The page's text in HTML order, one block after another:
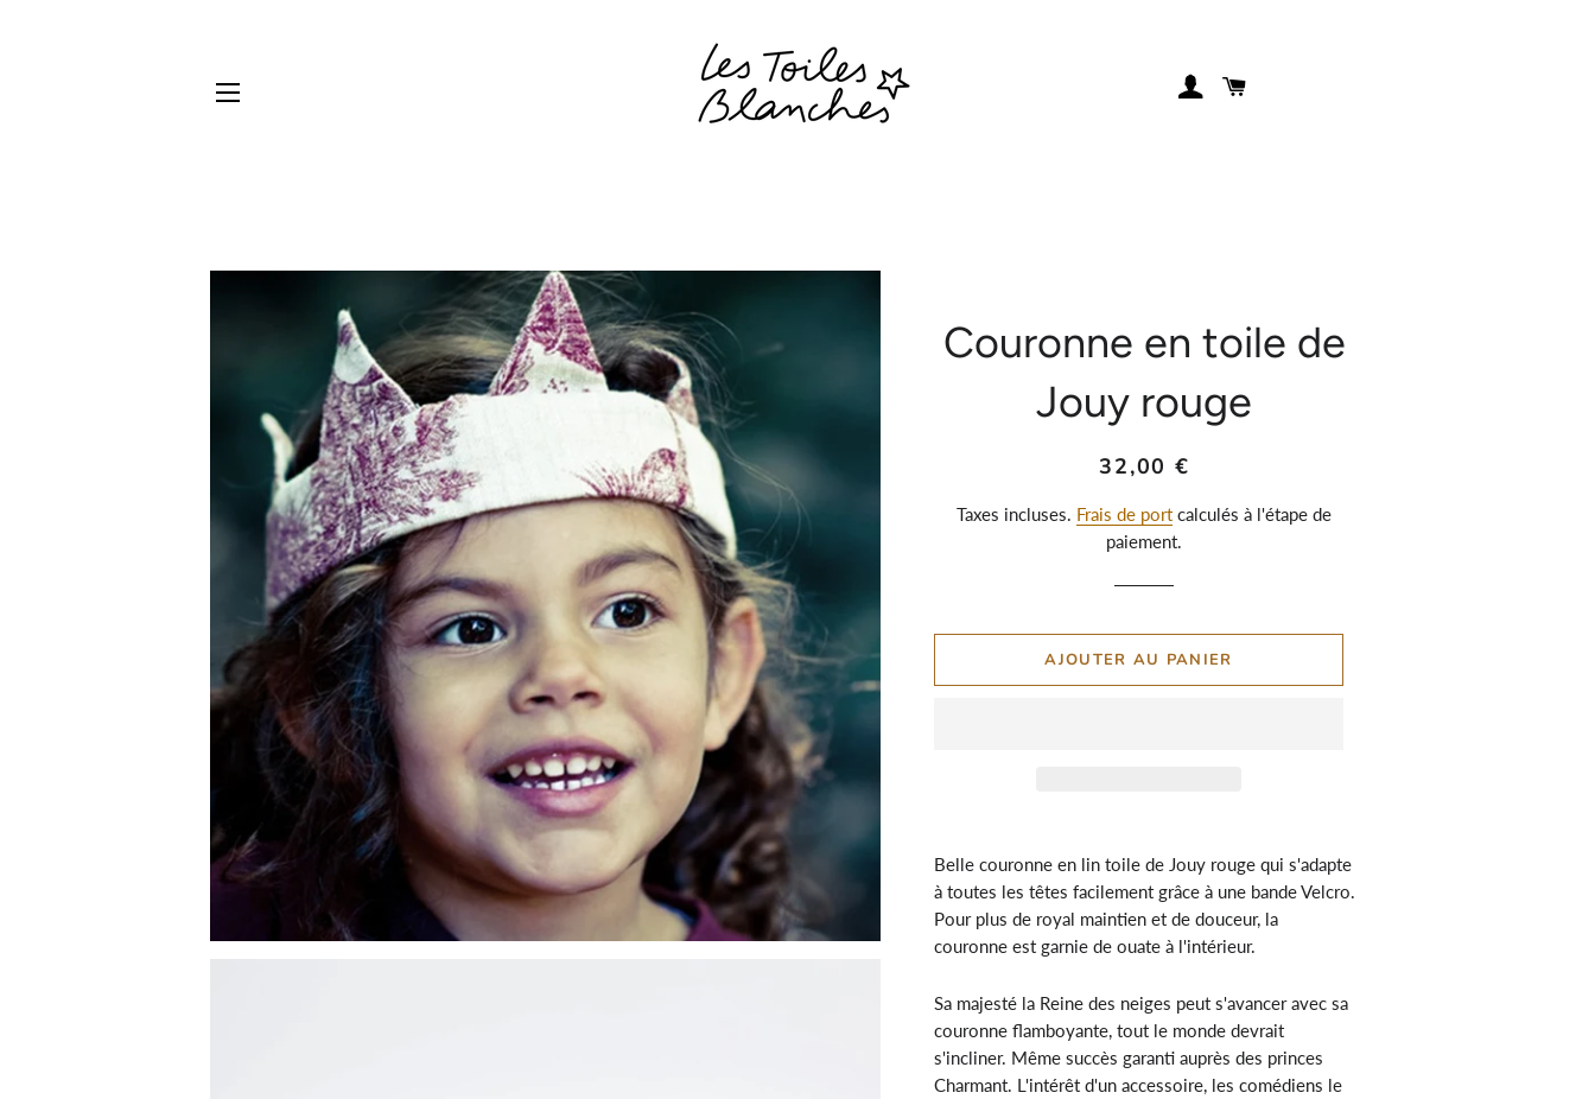
SE CONNECTER
Couronne en toile de
Jouy rouge
Prix
Prix
32,00 €
Taxes incluses. Frais de port calculés à l'étape de
paiement.
AJOUTER AU PANIER
Belle couronne en lin toile de Jouy rouge qui s'adapte
à toutes les têtes facilement grâce à une bande Velcro.
Pour plus de royal maintien et de douceur, la
couronne est garnie de ouate à l'intérieur.
Sa majesté la Reine des neiges peut s'avancer avec sa
couronne flamboyante, tout le monde devrait
s'incliner. Même succès garanti auprès des princes
Charmant. L'intérêt d'un accessoire, les comédiens le